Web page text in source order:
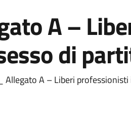
A –
di
del
Allegato A – Liberi